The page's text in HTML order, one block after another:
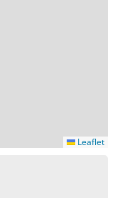
Leaflet